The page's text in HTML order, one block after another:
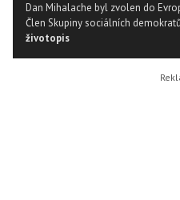
Dan Mihalache byl zvolen do
Člen Skupiny sociálních
životopis